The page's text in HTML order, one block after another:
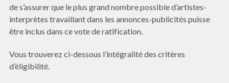
de s’assurer que le plus grand nombre possible d’artistes-
interprètes travaillant dans les annonces-publicités puisse
être inclus dans ce vote de ratification.
Vous trouverez ci-dessous l’intégralité des critères
d’éligibilité.